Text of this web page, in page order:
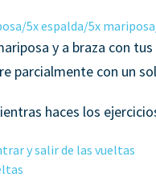
5x espalda/5x
y a braza con
parcialmente con un
haces los
y salir de las vueltas